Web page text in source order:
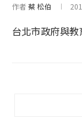
作者蔡 松伯
台北市政府與